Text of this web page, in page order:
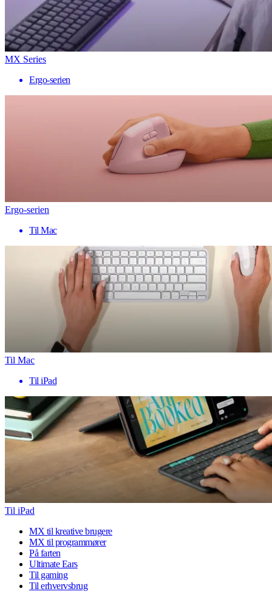
MX Series
Ergo-serien
Ergo-serien
Til Mac
Til Mac
Til iPad
Til iPad
MX til kreative brugere
MX til programmører
På farten
Ultimate Ears
Til gaming
Til erhvervsbrug